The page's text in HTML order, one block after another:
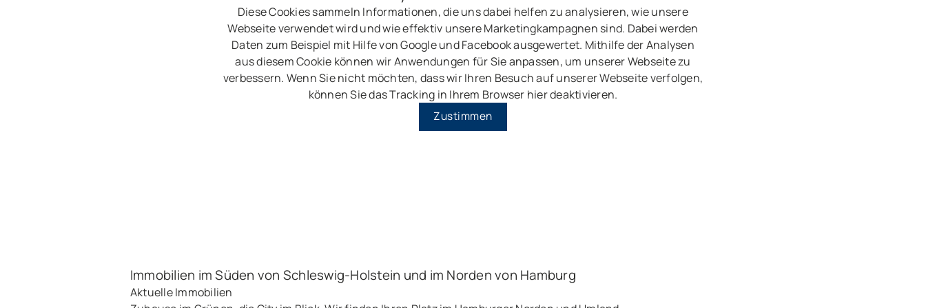
Diese Cookies sammeln Informationen, die uns dabei helfen zu analysieren, wie unsere
Webseite verwendet wird und wie effektiv unsere Marketingkampagnen sind. Dabei werden
Daten zum Beispiel mit Hilfe von Google und Facebook ausgewertet. Mithilfe der Analysen
aus diesem Cookie können wir Anwendungen für Sie anpassen, um unserer Webseite zu
verbessern. Wenn Sie nicht möchten, dass wir Ihren Besuch auf unserer Webseite verfolgen,
können Sie das Tracking in Ihrem Browser hier deaktivieren.
Zustimmen
Immobilien im Süden von Schleswig-Holstein und im Norden von Hamburg
Aktuelle Immobilien